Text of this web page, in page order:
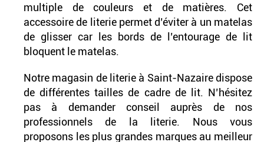
multiple de couleurs et de matières. Cet
accessoire de literie permet d’éviter à un matelas
de glisser car les bords de l’entourage de lit
bloquent le matelas.
Notre magasin de literie à Saint-Nazaire dispose
de différentes tailles de cadre de lit. N’hésitez
pas à demander conseil auprès de nos
professionnels de la literie. Nous vous
proposons les plus grandes marques au meilleur